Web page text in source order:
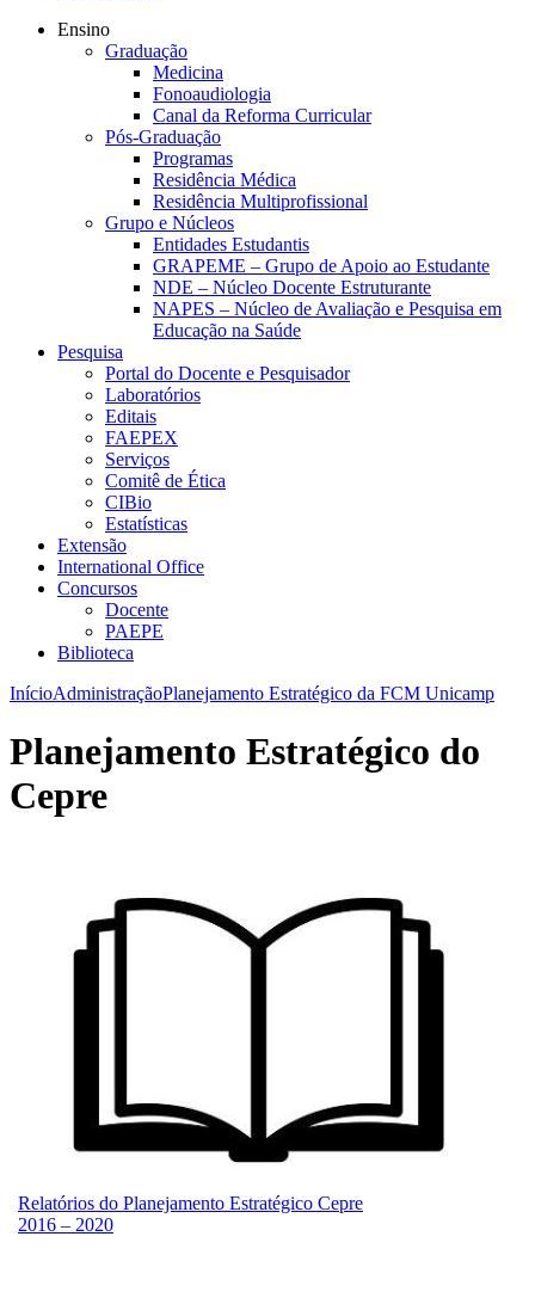
Ensino
Graduação
Medicina
Fonoaudiologia
Canal da Reforma Curricular
Pós-Graduação
Programas
Residência Médica
Residência Multiprofissional
Grupo e Núcleos
Entidades Estudantis
GRAPEME – Grupo de Apoio ao Estudante
NDE – Núcleo Docente Estruturante
NAPES – Núcleo de Avaliação e Pesquisa em
Educação na Saúde
Pesquisa
Portal do Docente e Pesquisador
Laboratórios
Editais
FAEPEX
Serviços
Comitê de Ética
CIBio
Estatísticas
Extensão
International Office
Concursos
Docente
PAEPE
Biblioteca
InícioAdministraçãoPlanejamento Estratégico da FCM Unicamp
Planejamento Estratégico do
Cepre
Relatórios do Planejamento Estratégico Cepre
2016 – 2020